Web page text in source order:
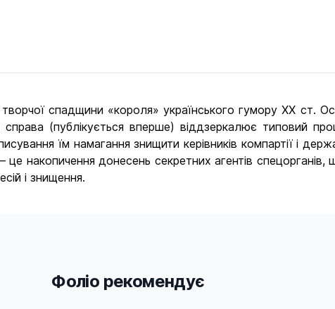
спадщини «короля» українського гумору ХХ ст.
(публікується вперше) віддзеркалює типовий
їм намагання знищити керівників компартії і
накопичення донесень секретних агентів спецорганів,
і знищення.
Фоліо рекомендує